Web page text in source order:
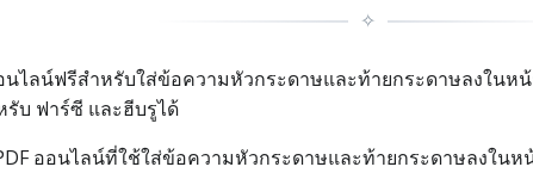
✧
นไลน์ฟรีสำหรับใส่ข้อความหัวกระดาษและท้ายกระดาษลงในห
รับ ฟาร์ซี และฮีบรูได้
ออนไลน์ที่ใช้ใส่ข้อความหัวกระดาษและท้ายกระดาษลงใน